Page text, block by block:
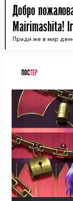
Добро
Mairimashita!
Приди же в мир
ПОСТЕР